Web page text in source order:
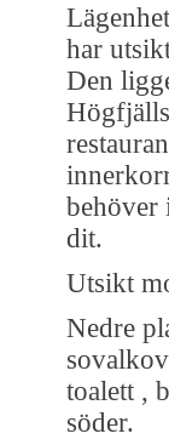
har
Den
behöver
dit.
Utsikt
Nedre
toalett ,
söder.